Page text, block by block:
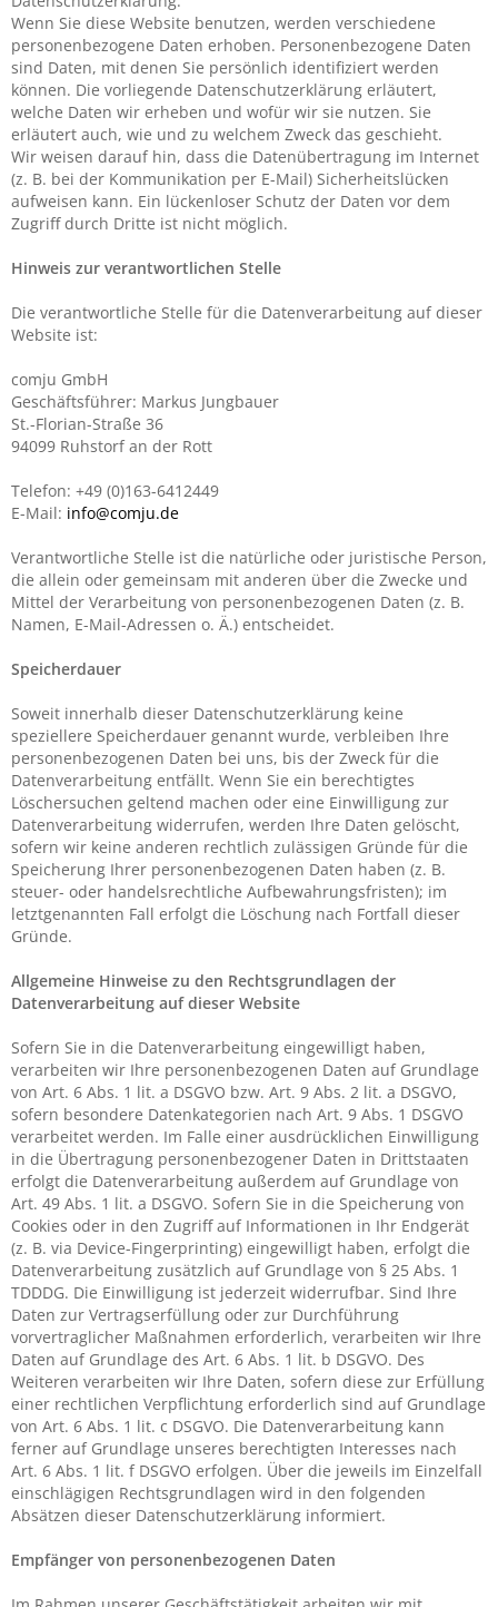
Wenn Sie diese Website benutzen, werden verschiedene
personenbezogene Daten erhoben. Personenbezogene Daten
sind Daten, mit denen Sie persönlich identifiziert werden
können. Die vorliegende Datenschutzerklärung erläutert,
welche Daten wir erheben und wofür wir sie nutzen. Sie
erläutert auch, wie und zu welchem Zweck das geschieht.
Wir weisen darauf hin, dass die Datenübertragung im Internet
(z. B. bei der Kommunikation per E-Mail) Sicherheitslücken
aufweisen kann. Ein lückenloser Schutz der Daten vor dem
Zugriff durch Dritte ist nicht möglich.
Hinweis zur verantwortlichen Stelle
Die verantwortliche Stelle für die Datenverarbeitung auf dieser
Website ist:
comju GmbH
Geschäftsführer: Markus Jungbauer
St.-Florian-Straße 36
94099 Ruhstorf an der Rott
Telefon: +49 (0)163-6412449
E-Mail: info@comju.de
Verantwortliche Stelle ist die natürliche oder juristische Person,
die allein oder gemeinsam mit anderen über die Zwecke und
Mittel der Verarbeitung von personenbezogenen Daten (z. B.
Namen, E-Mail-Adressen o. Ä.) entscheidet.
Speicherdauer
Soweit innerhalb dieser Datenschutzerklärung keine
speziellere Speicherdauer genannt wurde, verbleiben Ihre
personenbezogenen Daten bei uns, bis der Zweck für die
Datenverarbeitung entfällt. Wenn Sie ein berechtigtes
Löschersuchen geltend machen oder eine Einwilligung zur
Datenverarbeitung widerrufen, werden Ihre Daten gelöscht,
sofern wir keine anderen rechtlich zulässigen Gründe für die
Speicherung Ihrer personenbezogenen Daten haben (z. B.
steuer- oder handelsrechtliche Aufbewahrungsfristen); im
letztgenannten Fall erfolgt die Löschung nach Fortfall dieser
Gründe.
Allgemeine Hinweise zu den Rechtsgrundlagen der
Datenverarbeitung auf dieser Website
Sofern Sie in die Datenverarbeitung eingewilligt haben,
verarbeiten wir Ihre personenbezogenen Daten auf Grundlage
von Art. 6 Abs. 1 lit. a DSGVO bzw. Art. 9 Abs. 2 lit. a DSGVO,
sofern besondere Datenkategorien nach Art. 9 Abs. 1 DSGVO
verarbeitet werden. Im Falle einer ausdrücklichen Einwilligung
in die Übertragung personenbezogener Daten in Drittstaaten
erfolgt die Datenverarbeitung außerdem auf Grundlage von
Art. 49 Abs. 1 lit. a DSGVO. Sofern Sie in die Speicherung von
Cookies oder in den Zugriff auf Informationen in Ihr Endgerät
(z. B. via Device-Fingerprinting) eingewilligt haben, erfolgt die
Datenverarbeitung zusätzlich auf Grundlage von § 25 Abs. 1
TDDDG. Die Einwilligung ist jederzeit widerrufbar. Sind Ihre
Daten zur Vertragserfüllung oder zur Durchführung
vorvertraglicher Maßnahmen erforderlich, verarbeiten wir Ihre
Daten auf Grundlage des Art. 6 Abs. 1 lit. b DSGVO. Des
Weiteren verarbeiten wir Ihre Daten, sofern diese zur Erfüllung
einer rechtlichen Verpflichtung erforderlich sind auf Grundlage
von Art. 6 Abs. 1 lit. c DSGVO. Die Datenverarbeitung kann
ferner auf Grundlage unseres berechtigten Interesses nach
Art. 6 Abs. 1 lit. f DSGVO erfolgen. Über die jeweils im Einzelfall
einschlägigen Rechtsgrundlagen wird in den folgenden
Absätzen dieser Datenschutzerklärung informiert.
Empfänger von personenbezogenen Daten